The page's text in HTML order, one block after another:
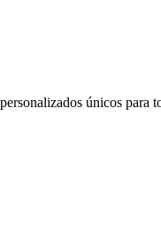
únicos para